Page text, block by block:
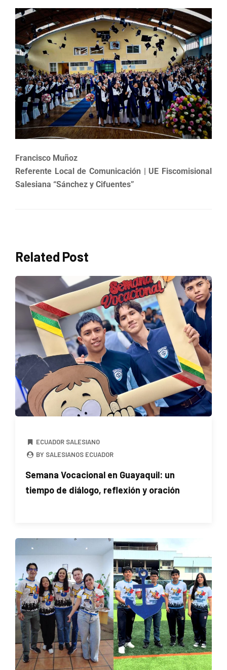
Francisco Muñoz
Referente Local de Comunicación | UE Fiscomisional
Salesiana “Sánchez y Cifuentes”
Related Post
ECUADOR SALESIANO
BY SALESIANOS ECUADOR
Semana Vocacional en Guayaquil: un
tiempo de diálogo, reflexión y oración